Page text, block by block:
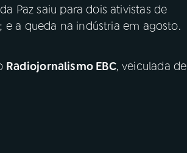
Paz saiu para dois ativistas de
e a queda na indústria em agosto.
Radiojornalismo EBC, veiculada de